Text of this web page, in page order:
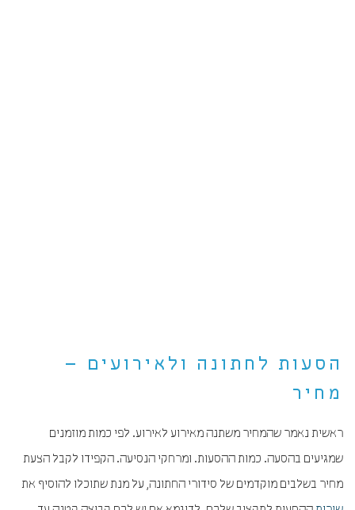
הסעות לחתונה ולאירועים –
מחיר
ראשית נאמר שהמחיר משתנה מאירוע לאירוע. לפי כמות מוזמנים
שמגיעים בהסעה. כמות ההסעות. ומרחקי הנסיעה. הקפידו לקבל הצעת
מחיר בשלבים מוקדמים של סידורי החתונה, על מנת שתוכלו להוסיף את